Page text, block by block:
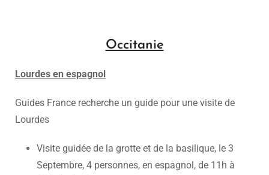
Occitanie
Lourdes en espagnol
Guides France recherche un guide pour une visite de
Lourdes
Visite guidée de la grotte et de la basilique, le 3
Septembre, 4 personnes, en espagnol, de 11h à